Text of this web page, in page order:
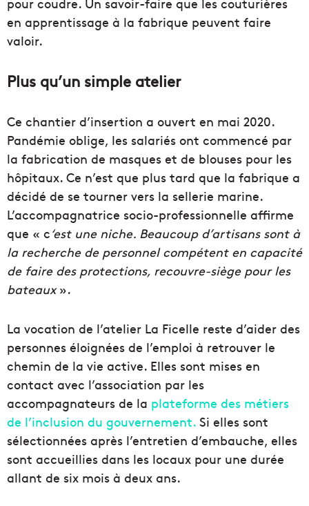
en apprentissage à la fabrique peuvent faire
valoir.
Plus qu’un simple atelier
Ce chantier d’insertion a ouvert en mai 2020.
Pandémie oblige, les salariés ont commencé par
la fabrication de masques et de blouses pour les
hôpitaux. Ce n’est que plus tard que la fabrique a
décidé de se tourner vers la sellerie marine.
L’accompagnatrice socio-professionnelle affirme
que « c‘est une niche. Beaucoup d’artisans sont à
la recherche de personnel compétent en capacité
de faire des protections, recouvre-siège pour les
bateaux».
La vocation de l’atelier La Ficelle reste d’aider des
personnes éloignées de l’emploi à retrouver le
chemin de la vie active. Elles sont mises en
contact avec l’association par les
accompagnateurs de la plateforme des métiers
de l’inclusion du gouvernement. Si elles sont
sélectionnées après l’entretien d’embauche, elles
sont accueillies dans les locaux pour une durée
allant de six mois à deux ans.